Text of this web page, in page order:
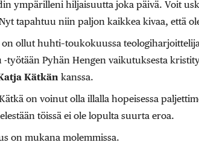
ympärilleni hiljaisuutta joka päivä. Voit
tapahtuu niin paljon kaikkea kivaa, että
on ollut huhti–toukokuussa
työtään Pyhän Hengen vaikutuksesta
Kätkänkanssa.
on voinut olla illalla hopeisessa
töissä ei ole lopulta suurta eroa.
on mukana molemmissa.